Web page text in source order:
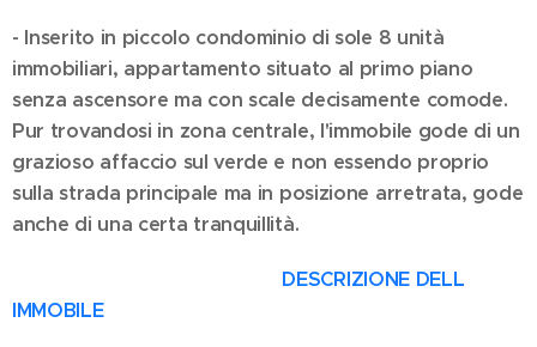
- Inserito in piccolo condominio di sole 8 unità
immobiliari, appartamento situato al primo piano
senza ascensore ma con scale decisamente comode.
Pur trovandosi in zona centrale, l'immobile gode di un
grazioso affaccio sul verde e non essendo proprio
sulla strada principale ma in posizione arretrata, gode
anche di una certa tranquillità.
DESCRIZIONE DELL
IMMOBILE